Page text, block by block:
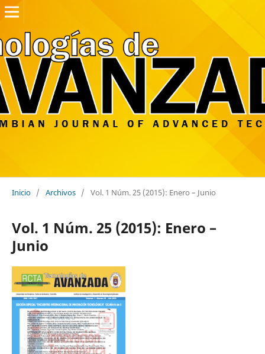
Inicio / Archivos / Vol. 1 Núm. 25 (2015): Enero – Junio
Vol. 1 Núm. 25 (2015): Enero –
Junio